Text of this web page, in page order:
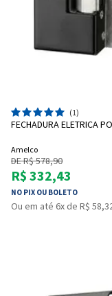
(1)
FECHADURA ELETRICA
Amelco
DE R$ 578,90
R$ 332,43
NO PIX OU BOLETO
Ou em até 6x de R$